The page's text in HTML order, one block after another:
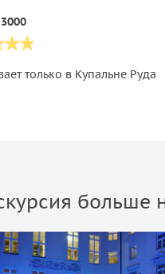
только в Купальне Руда
больше